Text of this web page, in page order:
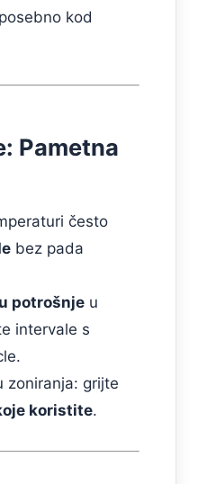
kod
Pametna
često
bez pada
potrošnje u
intervale s
zoniranja: grijte
koristite.